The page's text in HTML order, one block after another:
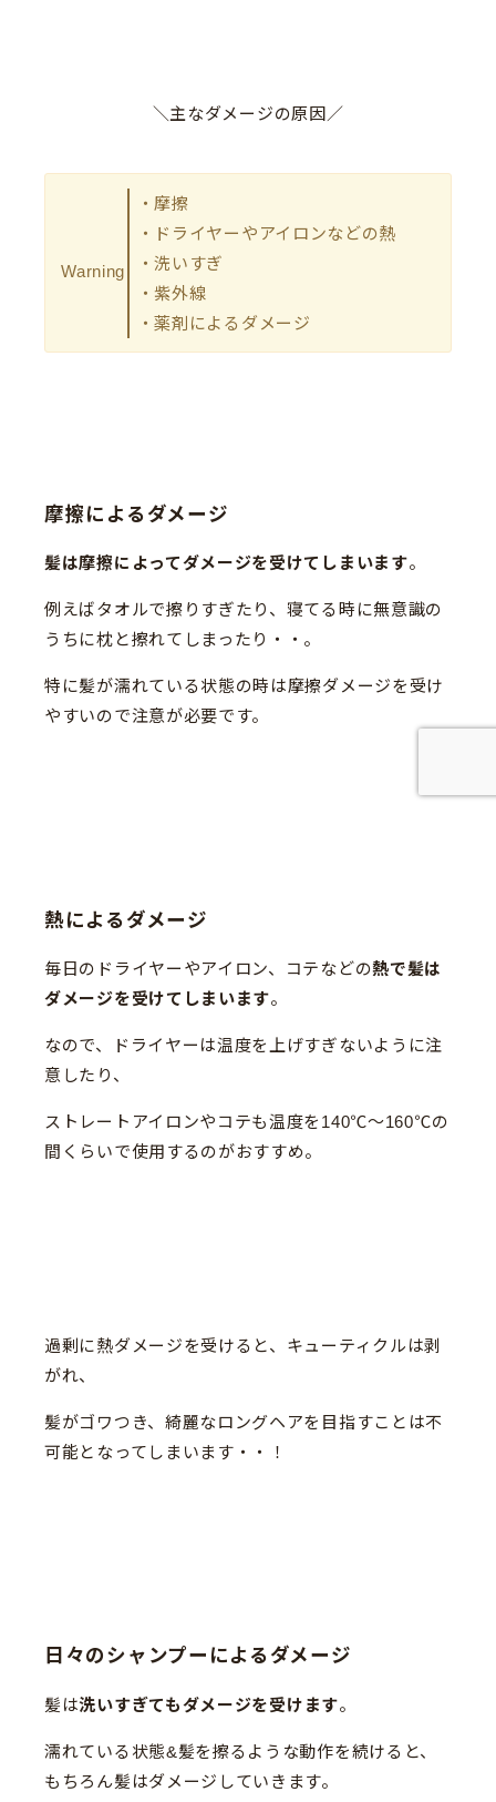
＼主なダメージの原因／
Warning
・摩擦
・ドライヤーやアイロンなどの熱
・洗いすぎ
・紫外線
・薬剤によるダメージ
摩擦によるダメージ
髪は摩擦によってダメージを受けてしまいます。
例えばタオルで擦りすぎたり、寝てる時に無意識の
うちに枕と擦れてしまったり・・。
特に髪が濡れている状態の時は摩擦ダメージを受け
やすいので注意が必要です。
熱によるダメージ
毎日のドライヤーやアイロン、コテなどの熱で髪は
ダメージを受けてしまいます。
なので、ドライヤーは温度を上げすぎないように注
意したり、
ストレートアイロンやコテも温度を140℃〜160℃の
間くらいで使用するのがおすすめ。
過剰に熱ダメージを受けると、キューティクルは剥
がれ、
髪がゴワつき、綺麗なロングヘアを目指すことは不
可能となってしまいます・・！
日々のシャンプーによるダメージ
髪は洗いすぎてもダメージを受けます。
濡れている状態&髪を擦るような動作を続けると、
もちろん髪はダメージしていきます。